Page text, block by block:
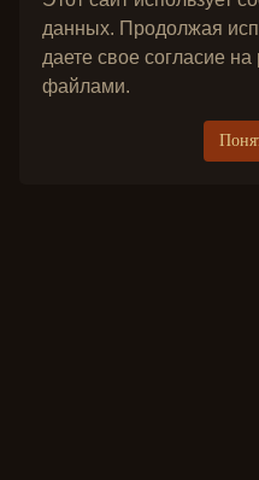
данных. Продолжая
даете свое согласие на
файлами.